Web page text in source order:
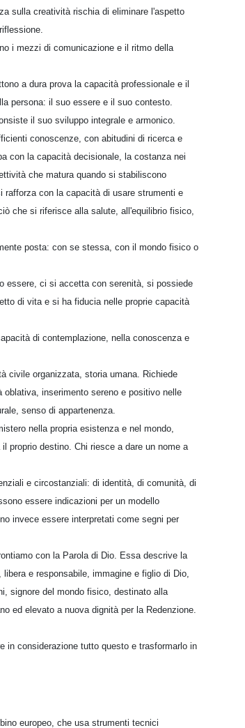
sulla creatività rischia di eliminare l'aspetto
i mezzi di comunicazione e il ritmo della
a dura prova la capacità professionale e il
persona: il suo essere e il suo contesto.
il suo sviluppo integrale e armonico.
conoscenze, con abitudini di ricerca e
con la capacità decisionale, la costanza nei
che matura quando si stabiliscono
rafforza con la capacità di usare strumenti e
che si riferisce alla salute, all'equilibrio fisico,
posta: con se stessa, con il mondo fisico o
essere, ci si accetta con serenità, si possiede
di vita e si ha fiducia nelle proprie capacità
di contemplazione, nella conoscenza e
civile organizzata, storia umana. Richiede
inserimento sereno e positivo nelle
senso di appartenenza.
nella propria esistenza e nel mondo,
proprio destino. Chi riesce a dare un nome a
e circostanziali: di identità, di comunità, di
essere indicazioni per un modello
invece essere interpretati come segni per
con la Parola di Dio. Essa descrive la
e responsabile, immagine e figlio di Dio,
signore del mondo fisico, destinato alla
ed elevato a nuova dignità per la Redenzione.
in considerazione tutto questo e trasformarlo in
europeo, che usa strumenti tecnici